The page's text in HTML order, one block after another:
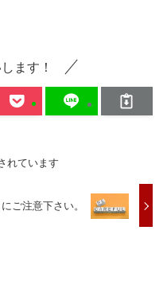
ます！
れています
ご注意下さい。